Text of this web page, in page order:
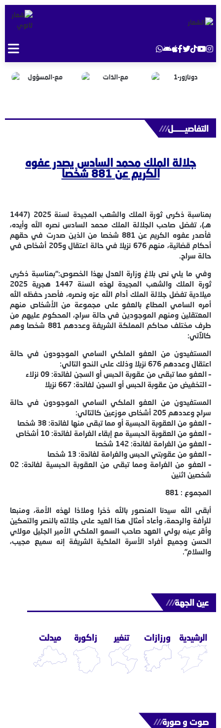
التفاصيــــــل///
جلالة الملك محمد السادس يصدر عفوه
الكريم عن 881 شخصا
بمناسبة ذكرى ثورة الملك والشعب المجيدة لسنة 2025 (1447
هـ)، تفضل صاحب الجلالة الملك محمد السادس نصره الله وأيده،
فأصدر عفوه الكريم عن 881 شخصا من الذين صدرت في حقهم
أحكام قضائية، منهم 676 نزيلا في حالة اعتقال و205 أشخاص في
حالة سراح.
وفي ما يلي نص بلاغ وزارة العدل بهذا الخصوص:“بمناسبة ذكرى
ثورة الملك والشعب المجيدة لهذه السنة 1447 هجرية 2025
ميلادية تفضل جلالة الملك أدام الله عزه ونصره، فأصدر حفظه الله
أمره السامي المطاع بالعفو على مجموعة من الأشخاص منهم
المعتقلين ومنهم الموجودين في حالة سراح، المحكوم عليهم من
طرف مختلف محاكم المملكة الشريفة وعددهم 881 شخصا وهم
كالآتي:
المستفيدون من العفو الملكي السامي الموجودون في حالة
اعتقال وعددهم 676 نزيلا وذلك على النحو التالي:
– العفو مما تبقى من عقوبة الحبس أو السجن لفائدة: 09 نزلاء
– التخفيض من عقوبة الحبس أو السجن لفائدة: 667 نزيلا
المستفيدون من العفو الملكي السامي الموجودون في حالة
سراح وعددهم 205 أشخاص موزعين كالتالي:
– العفو من العقوبة الحبسية أو مما تبقى منها لفائدة: 38 شخصا
– العفو من العقوبة الحبسية مع إبقاء الغرامة لفائدة: 10 أشخاص
– العفو من الغرامة لفائدة: 142 شخصا
– العفو من عقوبتي الحبس والغرامة لفائدة: 13 شخصا
– العفو من الغرامة ومما تبقى من العقوبة الحبسية لفائدة: 02
شخصين اثنين
المجموع : 881
أبقى الله سيدنا المنصور بالله ذخرا وملاذا لهذه الأمة، ومنبعا
للرأفة والرحمة، وأعاد أمثال هذا العيد على جلالته بالنصر والتمكين
وأقر عينه بولي العهد صاحب السمو الملكي الأمير الجليل مولاي
الحسن وجميع أفراد الأسرة الملكية الشريفة إنه سميع مجيب،
والسلام”.
عين الجهة///
الرشيدية ورزازات تنغير زاكورة ميدلت
صوت و صورة///